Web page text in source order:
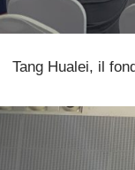
Tang Hualei, il